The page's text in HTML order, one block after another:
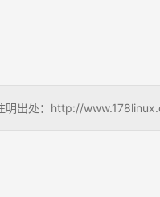
明出处：http://